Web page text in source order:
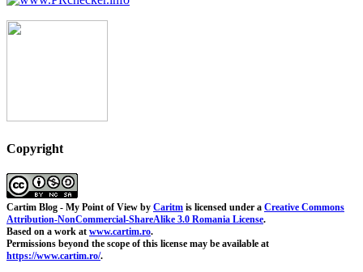
Copyright
Cartim Blog - My Point of View by Caritm is licensed under a Creative Commons
Attribution-NonCommercial-ShareAlike 3.0 Romania License.
Based on a work at www.cartim.ro.
Permissions beyond the scope of this license may be available at
https://www.cartim.ro/.